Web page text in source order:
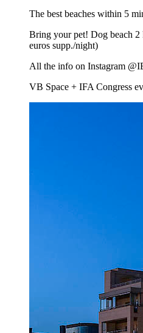
The best beaches within 5
Bring your pet! Dog beach 2
euros supp./night)
All the info on Instagram
VB Space + IFA Congress